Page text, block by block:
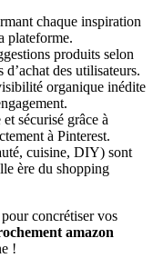
chaque inspiration
plateforme.
produits selon
d’achat des utilisateurs.
organique inédite
sécurisé grâce à
à Pinterest.
cuisine, DIY) sont
ère du shopping
pour concrétiser vos
amazon
!